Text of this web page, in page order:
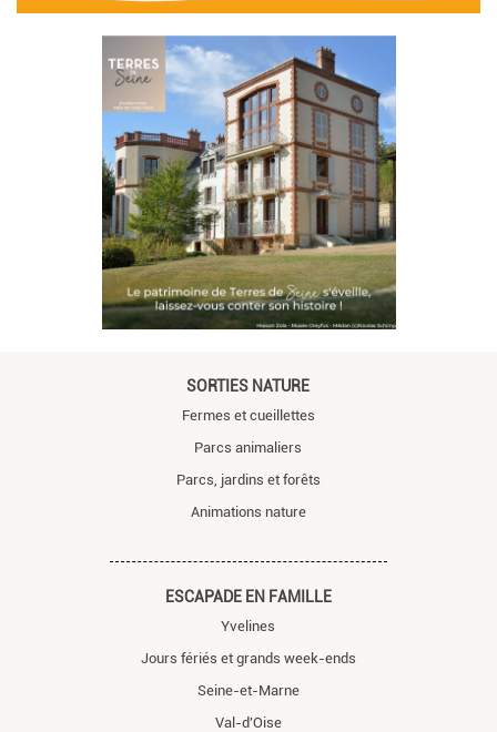
SORTIES NATURE
Fermes et cueillettes
Parcs animaliers
Parcs, jardins et forêts
Animations nature
ESCAPADE EN FAMILLE
Yvelines
Jours fériés et grands week-ends
Seine-et-Marne
Val-d'Oise